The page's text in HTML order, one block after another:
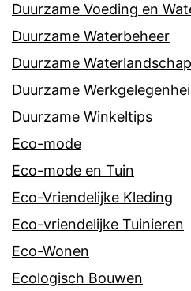
Duurzame Voeding en
Duurzame Waterbeheer
Duurzame
Duurzame
Duurzame Winkeltips
Eco-mode
Eco-mode en Tuin
Eco-Vriendelijke Kleding
Eco-vriendelijke Tuinieren
Eco-Wonen
Ecologisch Bouwen